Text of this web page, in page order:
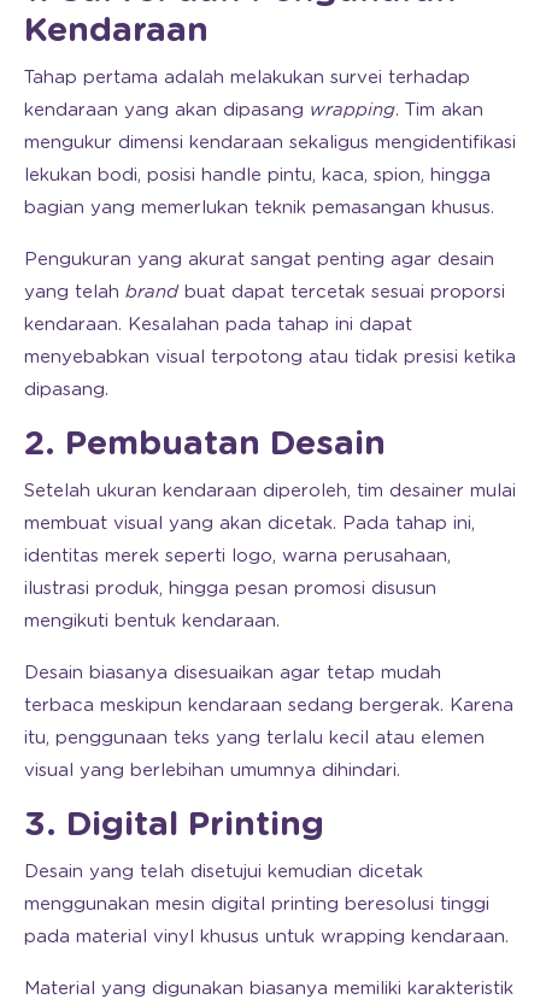
Kendaraan
Tahap pertama adalah melakukan survei terhadap
kendaraan yang akan dipasang wrapping. Tim akan
mengukur dimensi kendaraan sekaligus mengidentifikasi
lekukan bodi, posisi handle pintu, kaca, spion, hingga
bagian yang memerlukan teknik pemasangan khusus.
Pengukuran yang akurat sangat penting agar desain
yang telah brand buat dapat tercetak sesuai proporsi
kendaraan. Kesalahan pada tahap ini dapat
menyebabkan visual terpotong atau tidak presisi ketika
dipasang.
2. Pembuatan Desain
Setelah ukuran kendaraan diperoleh, tim desainer mulai
membuat visual yang akan dicetak. Pada tahap ini,
identitas merek seperti logo, warna perusahaan,
ilustrasi produk, hingga pesan promosi disusun
mengikuti bentuk kendaraan.
Desain biasanya disesuaikan agar tetap mudah
terbaca meskipun kendaraan sedang bergerak. Karena
itu, penggunaan teks yang terlalu kecil atau elemen
visual yang berlebihan umumnya dihindari.
3. Digital Printing
Desain yang telah disetujui kemudian dicetak
menggunakan mesin digital printing beresolusi tinggi
pada material vinyl khusus untuk wrapping kendaraan.
Material yang digunakan biasanya memiliki karakteristik